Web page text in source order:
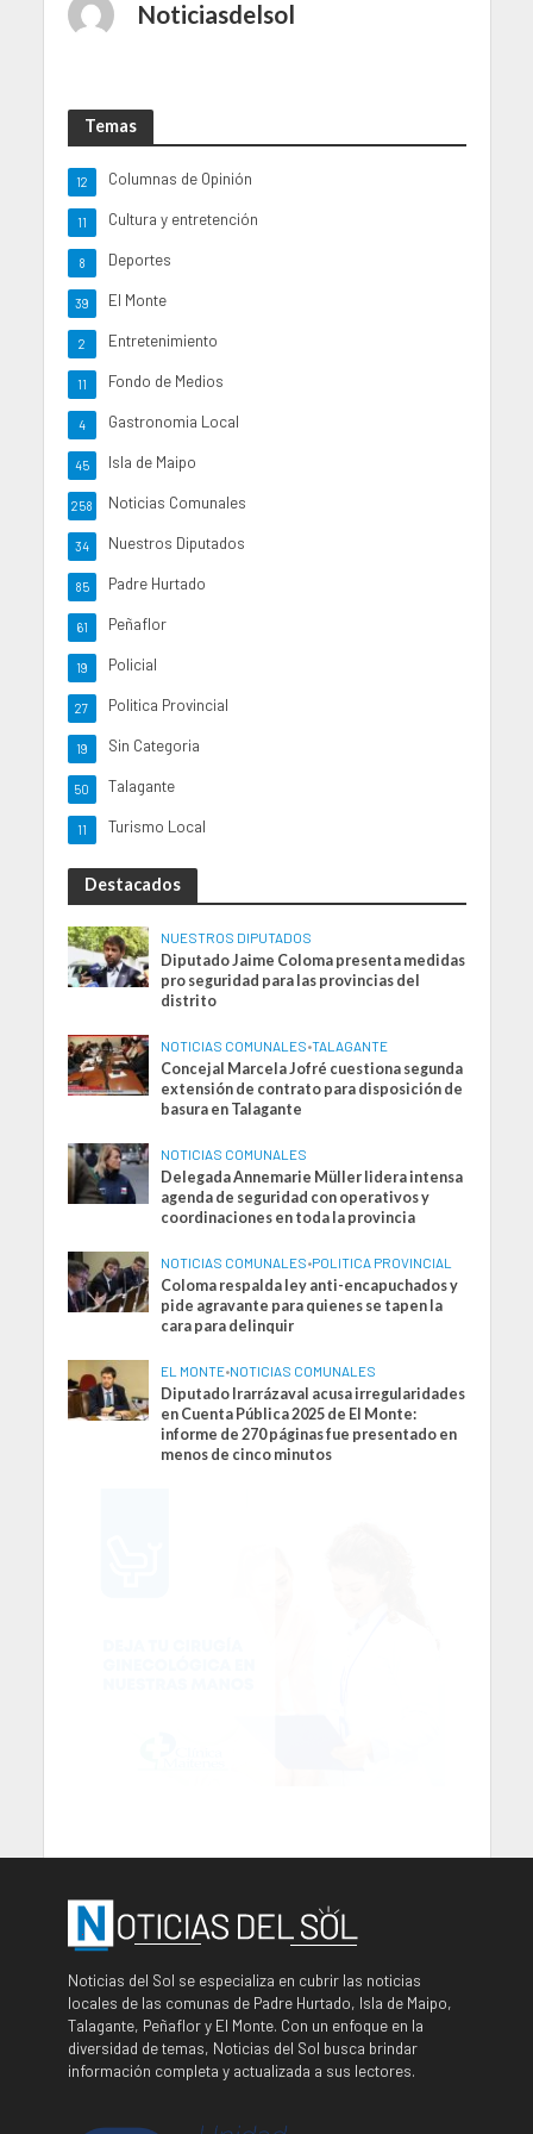
Noticiasdelsol
Temas
Columnas de Opinión
12
Cultura y entretención
11
Deportes
8
El Monte
39
Entretenimiento
2
Fondo de Medios
11
Gastronomia Local
4
Isla de Maipo
45
Noticias Comunales
258
Nuestros Diputados
34
Padre Hurtado
85
Peñaflor
61
Policial
19
Politica Provincial
27
Sin Categoria
19
Talagante
50
Turismo Local
11
Destacados
NUESTROS DIPUTADOS
Diputado Jaime Coloma presenta medidas
pro seguridad para las provincias del
distrito
NOTICIAS COMUNALES•TALAGANTE
Concejal Marcela Jofré cuestiona segunda
extensión de contrato para disposición de
basura en Talagante
NOTICIAS COMUNALES
Delegada Annemarie Müller lidera intensa
agenda de seguridad con operativos y
coordinaciones en toda la provincia
NOTICIAS COMUNALES•POLITICA PROVINCIAL
Coloma respalda ley anti-encapuchados y
pide agravante para quienes se tapen la
cara para delinquir
EL MONTE•NOTICIAS COMUNALES
Diputado Irarrázaval acusa irregularidades
en Cuenta Pública 2025 de El Monte:
informe de 270 páginas fue presentado en
menos de cinco minutos
Noticias del Sol se especializa en cubrir las noticias
locales de las comunas de Padre Hurtado, Isla de Maipo,
Talagante, Peñaflor y El Monte. Con un enfoque en la
diversidad de temas, Noticias del Sol busca brindar
información completa y actualizada a sus lectores.